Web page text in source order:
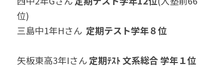
位)
三島中1年Hさん 定期テスト学年８位
矢板東高3年Iさん 定期ﾃｽﾄ 文系総合 学年１位